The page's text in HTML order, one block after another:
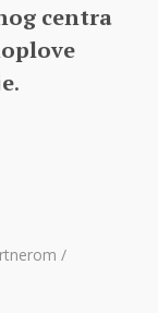
centra
.
/